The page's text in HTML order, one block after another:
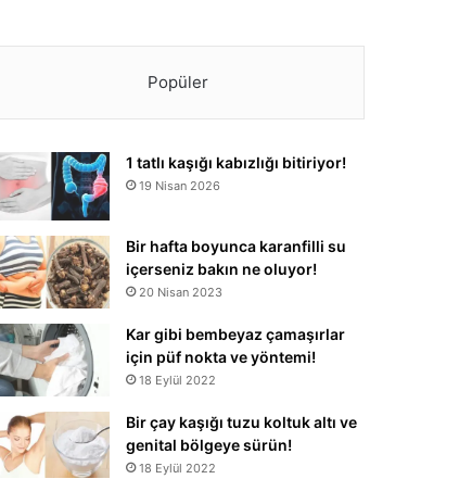
Popüler
1 tatlı kaşığı kabızlığı bitiriyor!
19 Nisan 2026
Bir hafta boyunca karanfilli su
içerseniz bakın ne oluyor!
20 Nisan 2023
Kar gibi bembeyaz çamaşırlar
için püf nokta ve yöntemi!
18 Eylül 2022
Bir çay kaşığı tuzu koltuk altı ve
genital bölgeye sürün!
18 Eylül 2022